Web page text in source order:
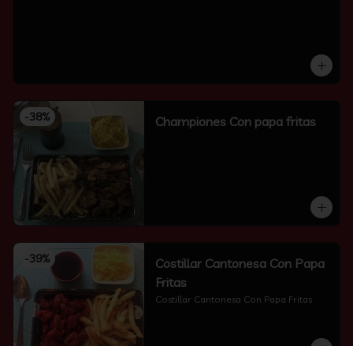
-38% Championes Con papa fritas
-39%
Costillar Cantonesa Con Papa
Fritas
Costillar Cantonesa Con Papa Fritas